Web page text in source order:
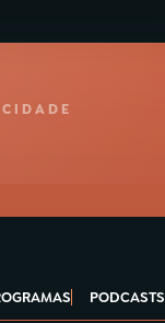
PODCASTS